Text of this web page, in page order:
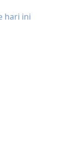
hari ini